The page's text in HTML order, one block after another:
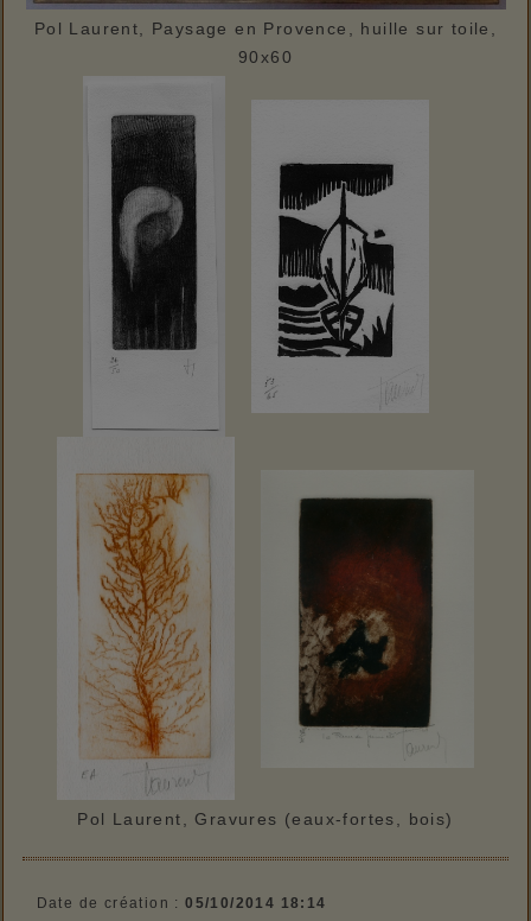
Pol Laurent, Paysage en Provence, huille sur toile,
90x60
Pol Laurent, Gravures (eaux-fortes, bois)
Date de création :05/10/2014 18:14